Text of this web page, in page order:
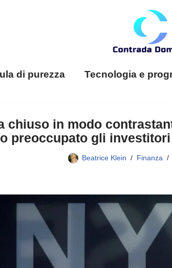
di purezza Tecnologia e
chiuso in modo
preoccupato gli
Beatrice Klein Finanza